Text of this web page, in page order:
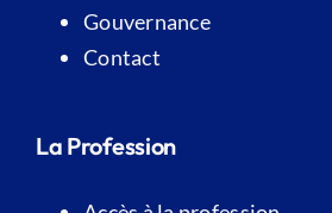
Gouvernance
Contact
La Profession